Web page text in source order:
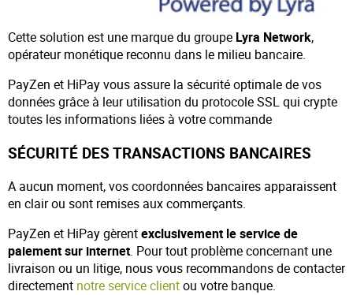
Cette solution est une marque du groupe Lyra Network,
opérateur monétique reconnu dans le milieu bancaire.
PayZen et HiPay vous assure la sécurité optimale de vos
données grâce à leur utilisation du protocole SSL qui crypte
toutes les informations liées à votre commande
SÉCURITÉ DES TRANSACTIONS BANCAIRES
A aucun moment, vos coordonnées bancaires apparaissent
en clair ou sont remises aux commerçants.
PayZen et HiPay gèrentexclusivement le service de
paiement sur internet. Pour tout problème concernant une
livraison ou un litige, nous vous recommandons de contacter
directement notre service clientou votre banque.